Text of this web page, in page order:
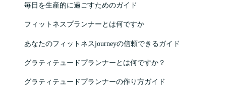
毎日を生産的に過ごすためのガイド
フィットネスプランナーとは何ですか
あなたのフィットネスjourneyの信頼できるガイド
グラティテュードプランナーとは何ですか？
グラティテュードプランナーの作り方ガイド